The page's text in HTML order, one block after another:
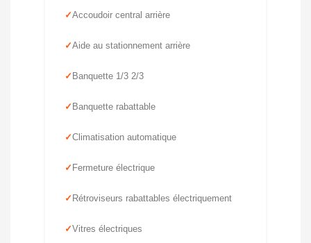
Accoudoir central arrière
Aide au stationnement arrière
Banquette 1/3 2/3
Banquette rabattable
Climatisation automatique
Fermeture électrique
Rétroviseurs rabattables électriquement
Vitres électriques